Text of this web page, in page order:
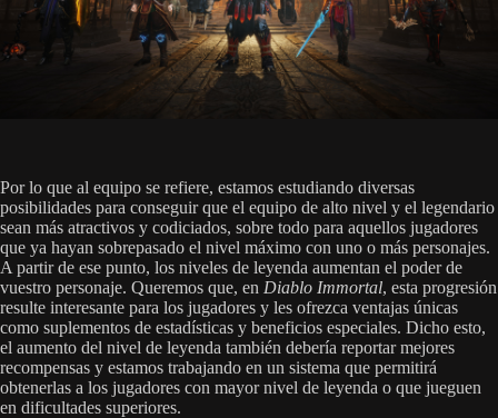
Por lo que al equipo se refiere, estamos estudiando diversas
posibilidades para conseguir que el equipo de alto nivel y el legendario
sean más atractivos y codiciados, sobre todo para aquellos jugadores
que ya hayan sobrepasado el nivel máximo con uno o más personajes.
A partir de ese punto, los niveles de leyenda aumentan el poder de
vuestro personaje. Queremos que, en Diablo Immortal, esta progresión
resulte interesante para los jugadores y les ofrezca ventajas únicas
como suplementos de estadísticas y beneficios especiales. Dicho esto,
el aumento del nivel de leyenda también debería reportar mejores
recompensas y estamos trabajando en un sistema que permitirá
obtenerlas a los jugadores con mayor nivel de leyenda o que jueguen
en dificultades superiores.